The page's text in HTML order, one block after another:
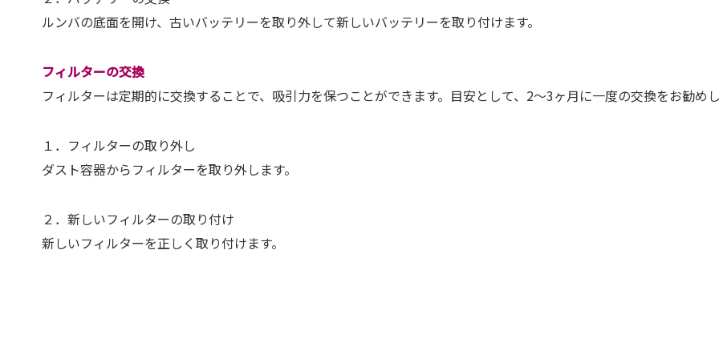
ルンバの底面を開け、古いバッテリーを取り外して新しいバッテリーを取り付けます。
フィルターの交換
フィルターは定期的に交換することで、吸引力を保つことができます。目安として、2〜3ヶ月に一度の交換をお勧め
１．フィルターの取り外し
ダスト容器からフィルターを取り外します。
２．新しいフィルターの取り付け
新しいフィルターを正しく取り付けます。